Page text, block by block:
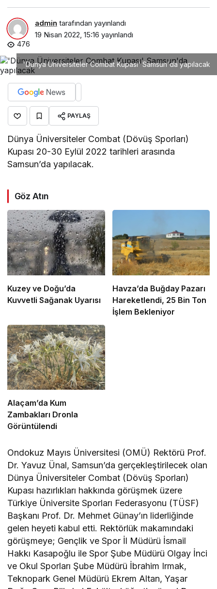
admin tarafından yayınlandı
19 Nisan 2022, 15:16 yayınlandı
476
'Dünya Üniversiteler Combat Kupası' Samsun'da yapılacak
PAYLAŞ
Dünya Üniversiteler Combat (Dövüş Sporları)
Kupası 20-30 Eylül 2022 tarihleri arasında
Samsun’da yapılacak.
Göz Atın
Kuzey ve Doğu’da
Kuvvetli Sağanak Uyarısı
Havza’da Buğday Pazarı
Hareketlendi, 25 Bin Ton
İşlem Bekleniyor
Alaçam’da Kum
Zambakları Dronla
Görüntülendi
Ondokuz Mayıs Üniversitesi (OMÜ) Rektörü Prof.
Dr. Yavuz Ünal, Samsun’da gerçekleştirilecek olan
Dünya Üniversiteler Combat (Dövüş Sporları)
Kupası hazırlıkları hakkında görüşmek üzere
Türkiye Üniversite Sporları Federasyonu (TÜSF)
Başkanı Prof. Dr. Mehmet Günay’ın liderliğinde
gelen heyeti kabul etti. Rektörlük makamındaki
görüşmeye; Gençlik ve Spor İl Müdürü İsmail
Hakkı Kasapoğlu ile Spor Şube Müdürü Olgay İnci
ve Okul Sporları Şube Müdürü İbrahim Irmak,
Teknopark Genel Müdürü Ekrem Altan, Yaşar